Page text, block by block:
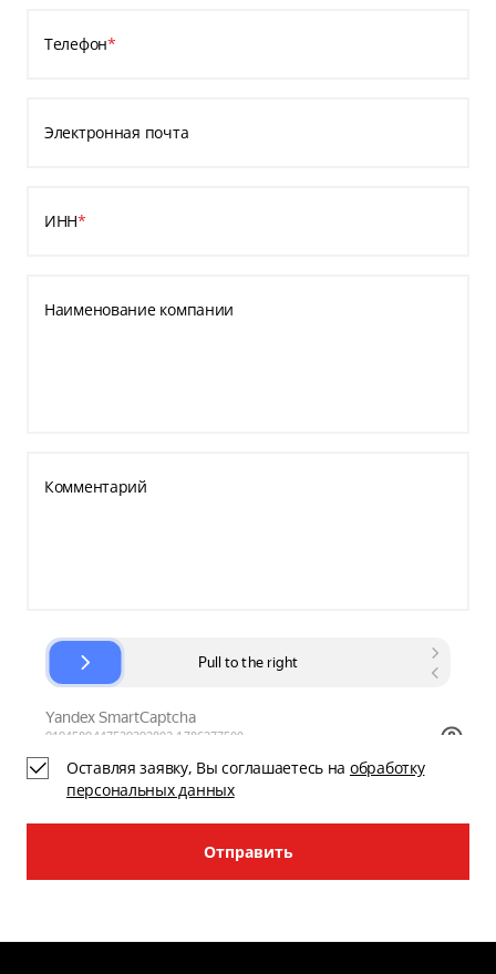
Телефон*
Электронная почта
ИНН*
Наименование компании
Комментарий
Отправить
Оставляя заявку, Вы соглашаетесь на обработку
персональных данных